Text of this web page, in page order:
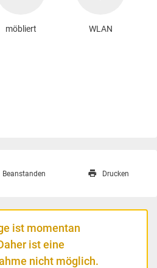
möbliert WLAN
Beanstanden Drucken
ist momentan
ist eine
nicht möglich.